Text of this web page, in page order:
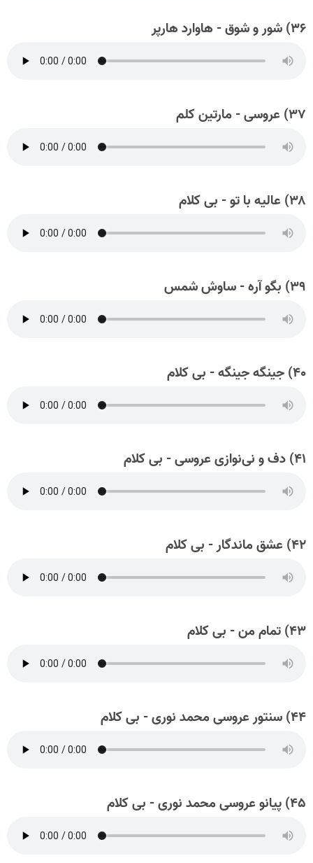
۳۶) شور و شوق - هاوارد هارپر
۳۷) عروسی - مارتین کلم
۳۸) عالیه با تو - بی کلام
۳۹) بگو آره - ساوش شمس
۴۰) جینگه جینگه - بی کلام
۴۱) دف و نی‌نوازی عروسی - بی کلام
۴۲) عشق ماندگار - بی کلام
۴۳) تمام من - بی کلام
۴۴) سنتور عروسی محمد نوری - بی کلام
۴۵) پیانو عروسی محمد نوری - بی کلام